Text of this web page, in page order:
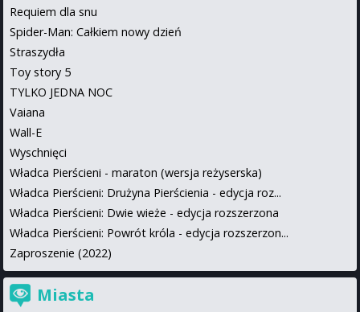
Requiem dla snu
Spider-Man: Całkiem nowy dzień
Straszydła
Toy story 5
TYLKO JEDNA NOC
Vaiana
Wall-E
Wyschnięci
Władca Pierścieni - maraton (wersja reżyserska)
Władca Pierścieni: Drużyna Pierścienia - edycja roz...
Władca Pierścieni: Dwie wieże - edycja rozszerzona
Władca Pierścieni: Powrót króla - edycja rozszerzon...
Zaproszenie (2022)
Miasta